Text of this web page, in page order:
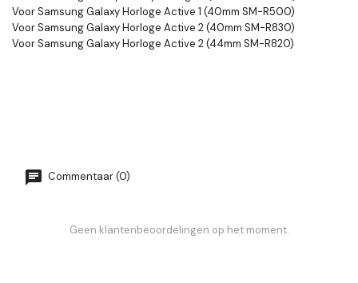
Voor Samsung Galaxy Horloge Active 1 (40mm SM-R500)
Voor Samsung Galaxy Horloge Active 2 (40mm SM-R830)
Voor Samsung Galaxy Horloge Active 2 (44mm SM-R820)
Commentaar (0)
Geen klantenbeoordelingen op het moment.